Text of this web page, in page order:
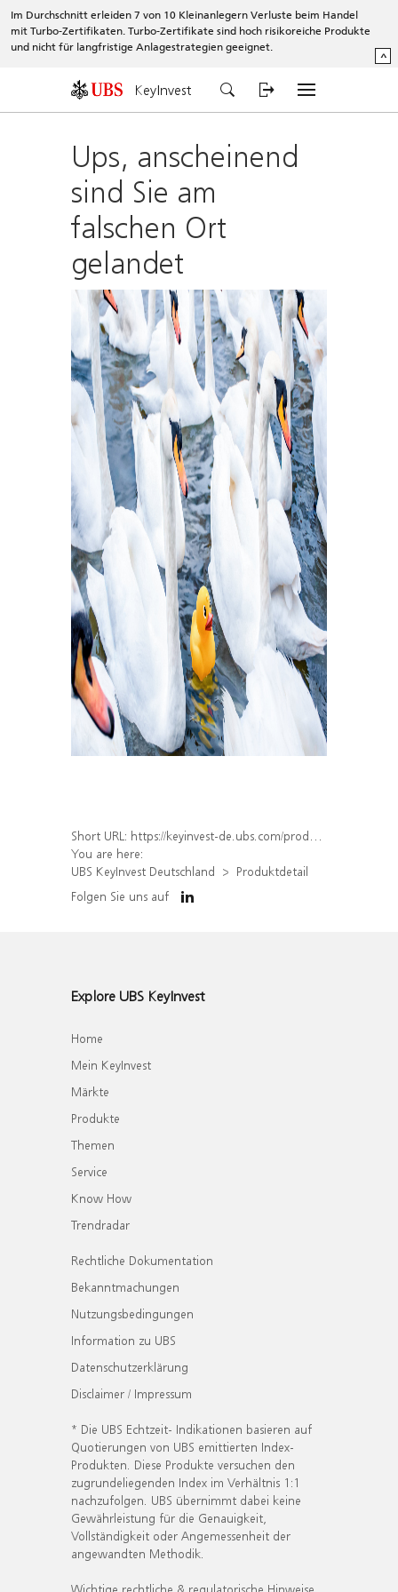
Im Durchschnitt erleiden 7 von 10 Kleinanlegern Verluste beim Handel
mit Turbo-Zertifikaten. Turbo-Zertifikate sind hoch risikoreiche Produkte
und nicht für langfristige Anlagestrategien geeignet.
^
KeyInvest
Ups, anscheinend
sind Sie am
falschen Ort
gelandet
Short URL: https://keyinvest-de.ubs.com/produkt/detail/index/isin/DE000WA5BB00
You are here:
UBS KeyInvest Deutschland
Produktdetail
Folgen Sie uns auf
Explore UBS KeyInvest
Home
Mein KeyInvest
Märkte
Produkte
Themen
Service
Know How
Trendradar
Rechtliche Dokumentation
Bekanntmachungen
Nutzungsbedingungen
Information zu UBS
Datenschutzerklärung
Disclaimer / Impressum
* Die UBS Echtzeit- Indikationen basieren auf
Quotierungen von UBS emittierten Index-
Produkten. Diese Produkte versuchen den
zugrundeliegenden Index im Verhältnis 1:1
nachzufolgen. UBS übernimmt dabei keine
Gewährleistung für die Genauigkeit,
Vollständigkeit oder Angemessenheit der
angewandten Methodik.